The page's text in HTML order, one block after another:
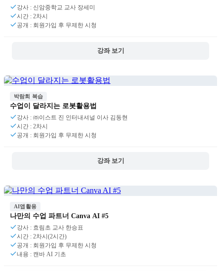
강사 : 신암중학교 교사 장세미
시간 : 2차시
공개 : 회원가입 후 무제한 시청
강좌 보기
박람회 복습
수업이 달라지는 로봇활용법
강사 : ㈜이스트 진 인터내셔널 이사 김동현
시간 : 2차시
공개 : 회원가입 후 무제한 시청
강좌 보기
AI앱활용
나만의 수업 파트너 Canva AI #5
강사 : 효림초 교사 한승표
시간 : 2차시(2시간)
공개 : 회원가입 후 무제한 시청
내용 : 캔바 AI 기초